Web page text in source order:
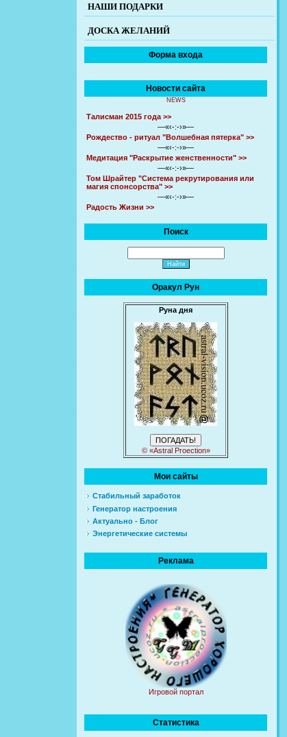
НАШИ ПОДАРКИ
ДОСКА ЖЕЛАНИЙ
Форма входа
Новости сайта
NEWS
Талисман 2015 года >>
—«‹-:-›»—
Рождество - ритуал "Волшебная пятерка" >>
—«‹-:-›»—
Медитация "Раскрытие женственности" >>
—«‹-:-›»—
Том Шрайтер "Система рекрутирования или
магия спонсорства" >>
—«‹-:-›»—
Радость Жизни >>
Поиск
Оракул Рун
Руна дня
© «Astral Proection»
Мои сайты
Стабильный заработок
Генератор настроения
Актуально - Блог
Энергетические системы
Реклама
Игровой портал
Статистика